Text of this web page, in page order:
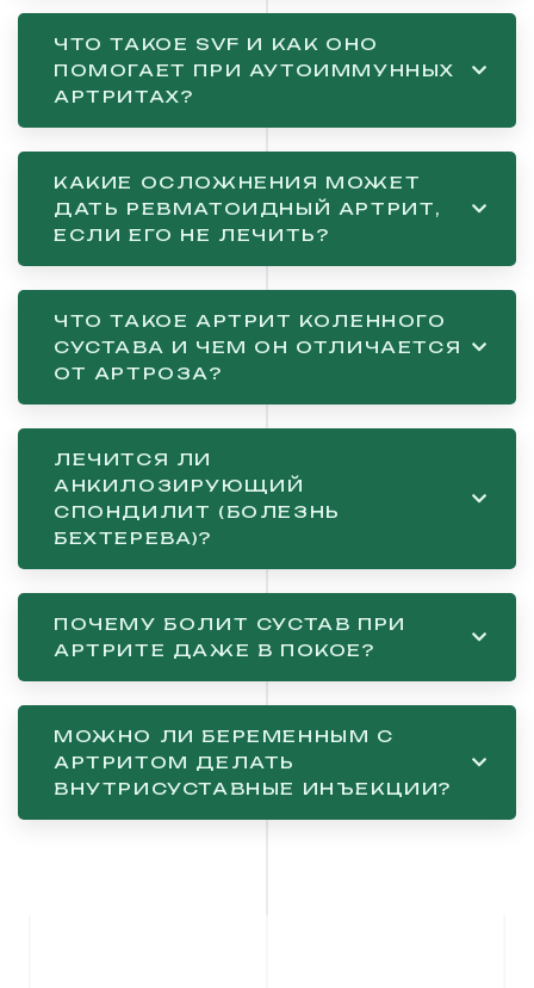
ЧТО ТАКОЕ SVF И КАК ОНО
ПОМОГАЕТ ПРИ АУТОИММУННЫХ
АРТРИТАХ?
КАКИЕ ОСЛОЖНЕНИЯ МОЖЕТ
ДАТЬ РЕВМАТОИДНЫЙ АРТРИТ,
ЕСЛИ ЕГО НЕ ЛЕЧИТЬ?
ЧТО ТАКОЕ АРТРИТ КОЛЕННОГО
СУСТАВА И ЧЕМ ОН ОТЛИЧАЕТСЯ
ОТ АРТРОЗА?
ЛЕЧИТСЯ ЛИ
АНКИЛОЗИРУЮЩИЙ
СПОНДИЛИТ (БОЛЕЗНЬ
БЕХТЕРЕВА)?
ПОЧЕМУ БОЛИТ СУСТАВ ПРИ
АРТРИТЕ ДАЖЕ В ПОКОЕ?
МОЖНО ЛИ БЕРЕМЕННЫМ С
АРТРИТОМ ДЕЛАТЬ
ВНУТРИСУСТАВНЫЕ ИНЪЕКЦИИ?